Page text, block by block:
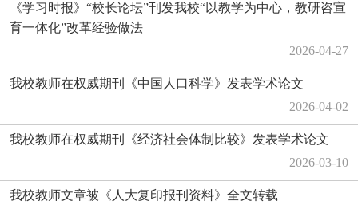
《学习时报》“校长论坛”刊发我校“以教学为中心，教研咨宣
育一体化”改革经验做法
2026-04-27
我校教师在权威期刊《中国人口科学》发表学术论文
2026-04-02
我校教师在权威期刊《经济社会体制比较》发表学术论文
2026-03-10
我校教师文章被《人大复印报刊资料》全文转载